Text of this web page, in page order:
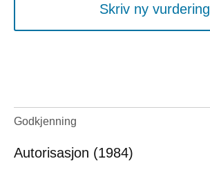
Skriv ny vurdering
Godkjenning
Autorisasjon (1984)